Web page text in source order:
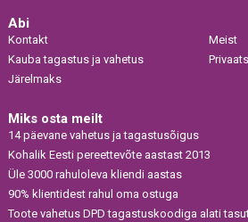
Abi
Kontakt
Kauba tagastus ja vahetus
Järelmaks
Meist
Miks osta meilt
14 päevane vahetus ja tagastusõigus
Kohalik Eesti pereettevõte aastast 2013
Üle 3000 rahuloleva kliendi aastas
90% klientidest rahul oma ostuga
Toote vahetus DPD tagastuskoodiga alati